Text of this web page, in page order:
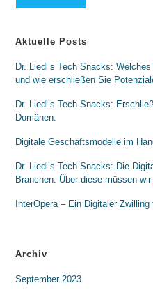
Aktuelle Posts
Dr. Liedl’s Tech Snacks:
und wie erschließen Sie
Dr. Liedl’s Tech Snacks:
Domänen.
Digitale Geschäftsmodelle im
Dr. Liedl’s Tech Snacks: Die
Branchen. Über diese müssen wir
InterOpera – Ein Digitaler
Archiv
September 2023